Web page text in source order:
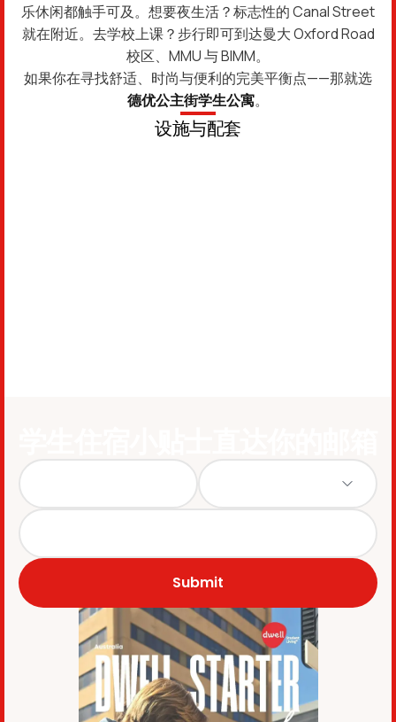
乐休闲都触手可及。想要夜生活？标志性的 Canal Street
就在附近。去学校上课？步行即可到达曼大 Oxford Road
校区、MMU 与 BIMM。
如果你在寻找舒适、时尚与便利的完美平衡点——那就选
德优公主街学生公寓。
设施与配套
Submit